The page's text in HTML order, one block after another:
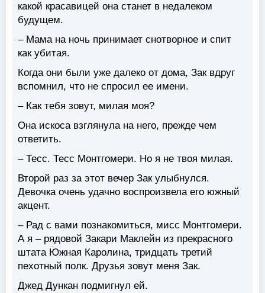
какой красавицей она станет в недалеком
будущем.
– Мама на ночь принимает снотворное и спит
как убитая.
Когда они были уже далеко от дома, Зак вдруг
вспомнил, что не спросил ее имени.
– Как тебя зовут, милая моя?
Она искоса взглянула на него, прежде чем
ответить.
– Тесс. Тесс Монтгомери. Но я не твоя милая.
Второй раз за этот вечер Зак улыбнулся.
Девочка очень удачно воспроизвела его южный
акцент.
– Рад с вами познакомиться, мисс Монтгомери.
А я – рядовой Закари Маклейн из прекрасного
штата Южная Каролина, тридцать третий
пехотный полк. Друзья зовут меня Зак.
Джед Дункан подмигнул ей.